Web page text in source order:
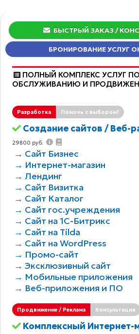
БЫСТРЫЙ ЗАКАЗ /
БРОНИРОВАНИЕ УСЛУГ
ПОЛНЫЙ КОМПЛЕКС УСЛУГ
ОБCЛУЖИВАНИЮ И
Разработка Помочь с выбором?
Создание сайтов / Веб-
29800 руб.
→ Сайт Бизнес
→ Интернет-магазин
→ Лендинг
→ Сайт Визитка
→ Сайт Каталог
→ Сайт гос.учреждения
→ Сайт на 1С-Битрикс
→ Сайт на Tilda
→ Сайт на WordPress
→ Промо-сайт
→ Эксклюзивный сайт
→ Мобильные приложения
→ Веб-приложения и ПО
Продвижение / Реклама Консультация
Комплексный Интернет-